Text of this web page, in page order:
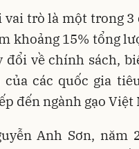
vai trò là một trong
khoảng 15% tổng
đổi về chính sách,
của các quốc gia
đến ngành gạo Việt
Anh Sơn, năm